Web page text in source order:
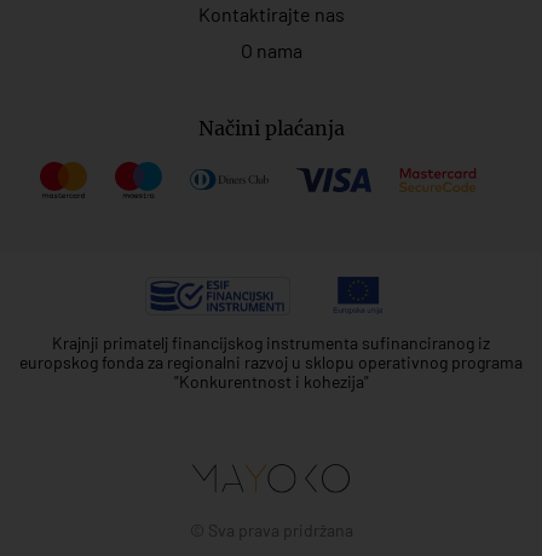
Kontaktirajte nas
O nama
Načini plaćanja
Krajnji primatelj financijskog instrumenta sufinanciranog iz
europskog fonda za regionalni razvoj u sklopu operativnog programa
"Konkurentnost i kohezija"
© Sva prava pridržana